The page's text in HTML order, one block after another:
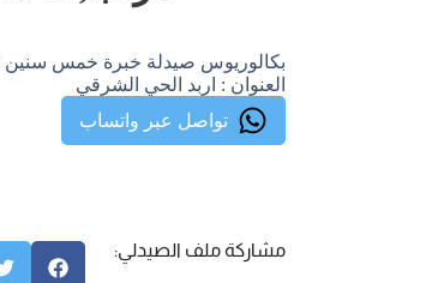
بكالوريوس صيدلة خبرة خمس سنين
العنوان : اربد الحي الشرقي
تواصل عبر واتساب
مشاركة ملف الصيدلي: